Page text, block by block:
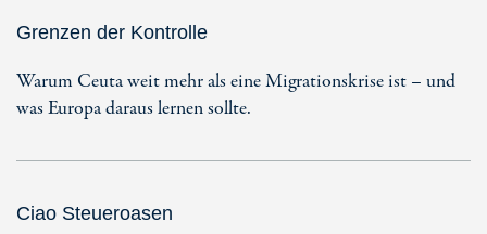
Grenzen der Kontrolle
Warum Ceuta weit mehr als eine Migrationskrise ist – und
was Europa daraus lernen sollte.
Ciao Steueroasen